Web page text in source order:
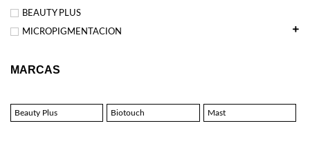
BEAUTY PLUS
MICROPIGMENTACION
MARCAS
Beauty Plus Biotouch Mast